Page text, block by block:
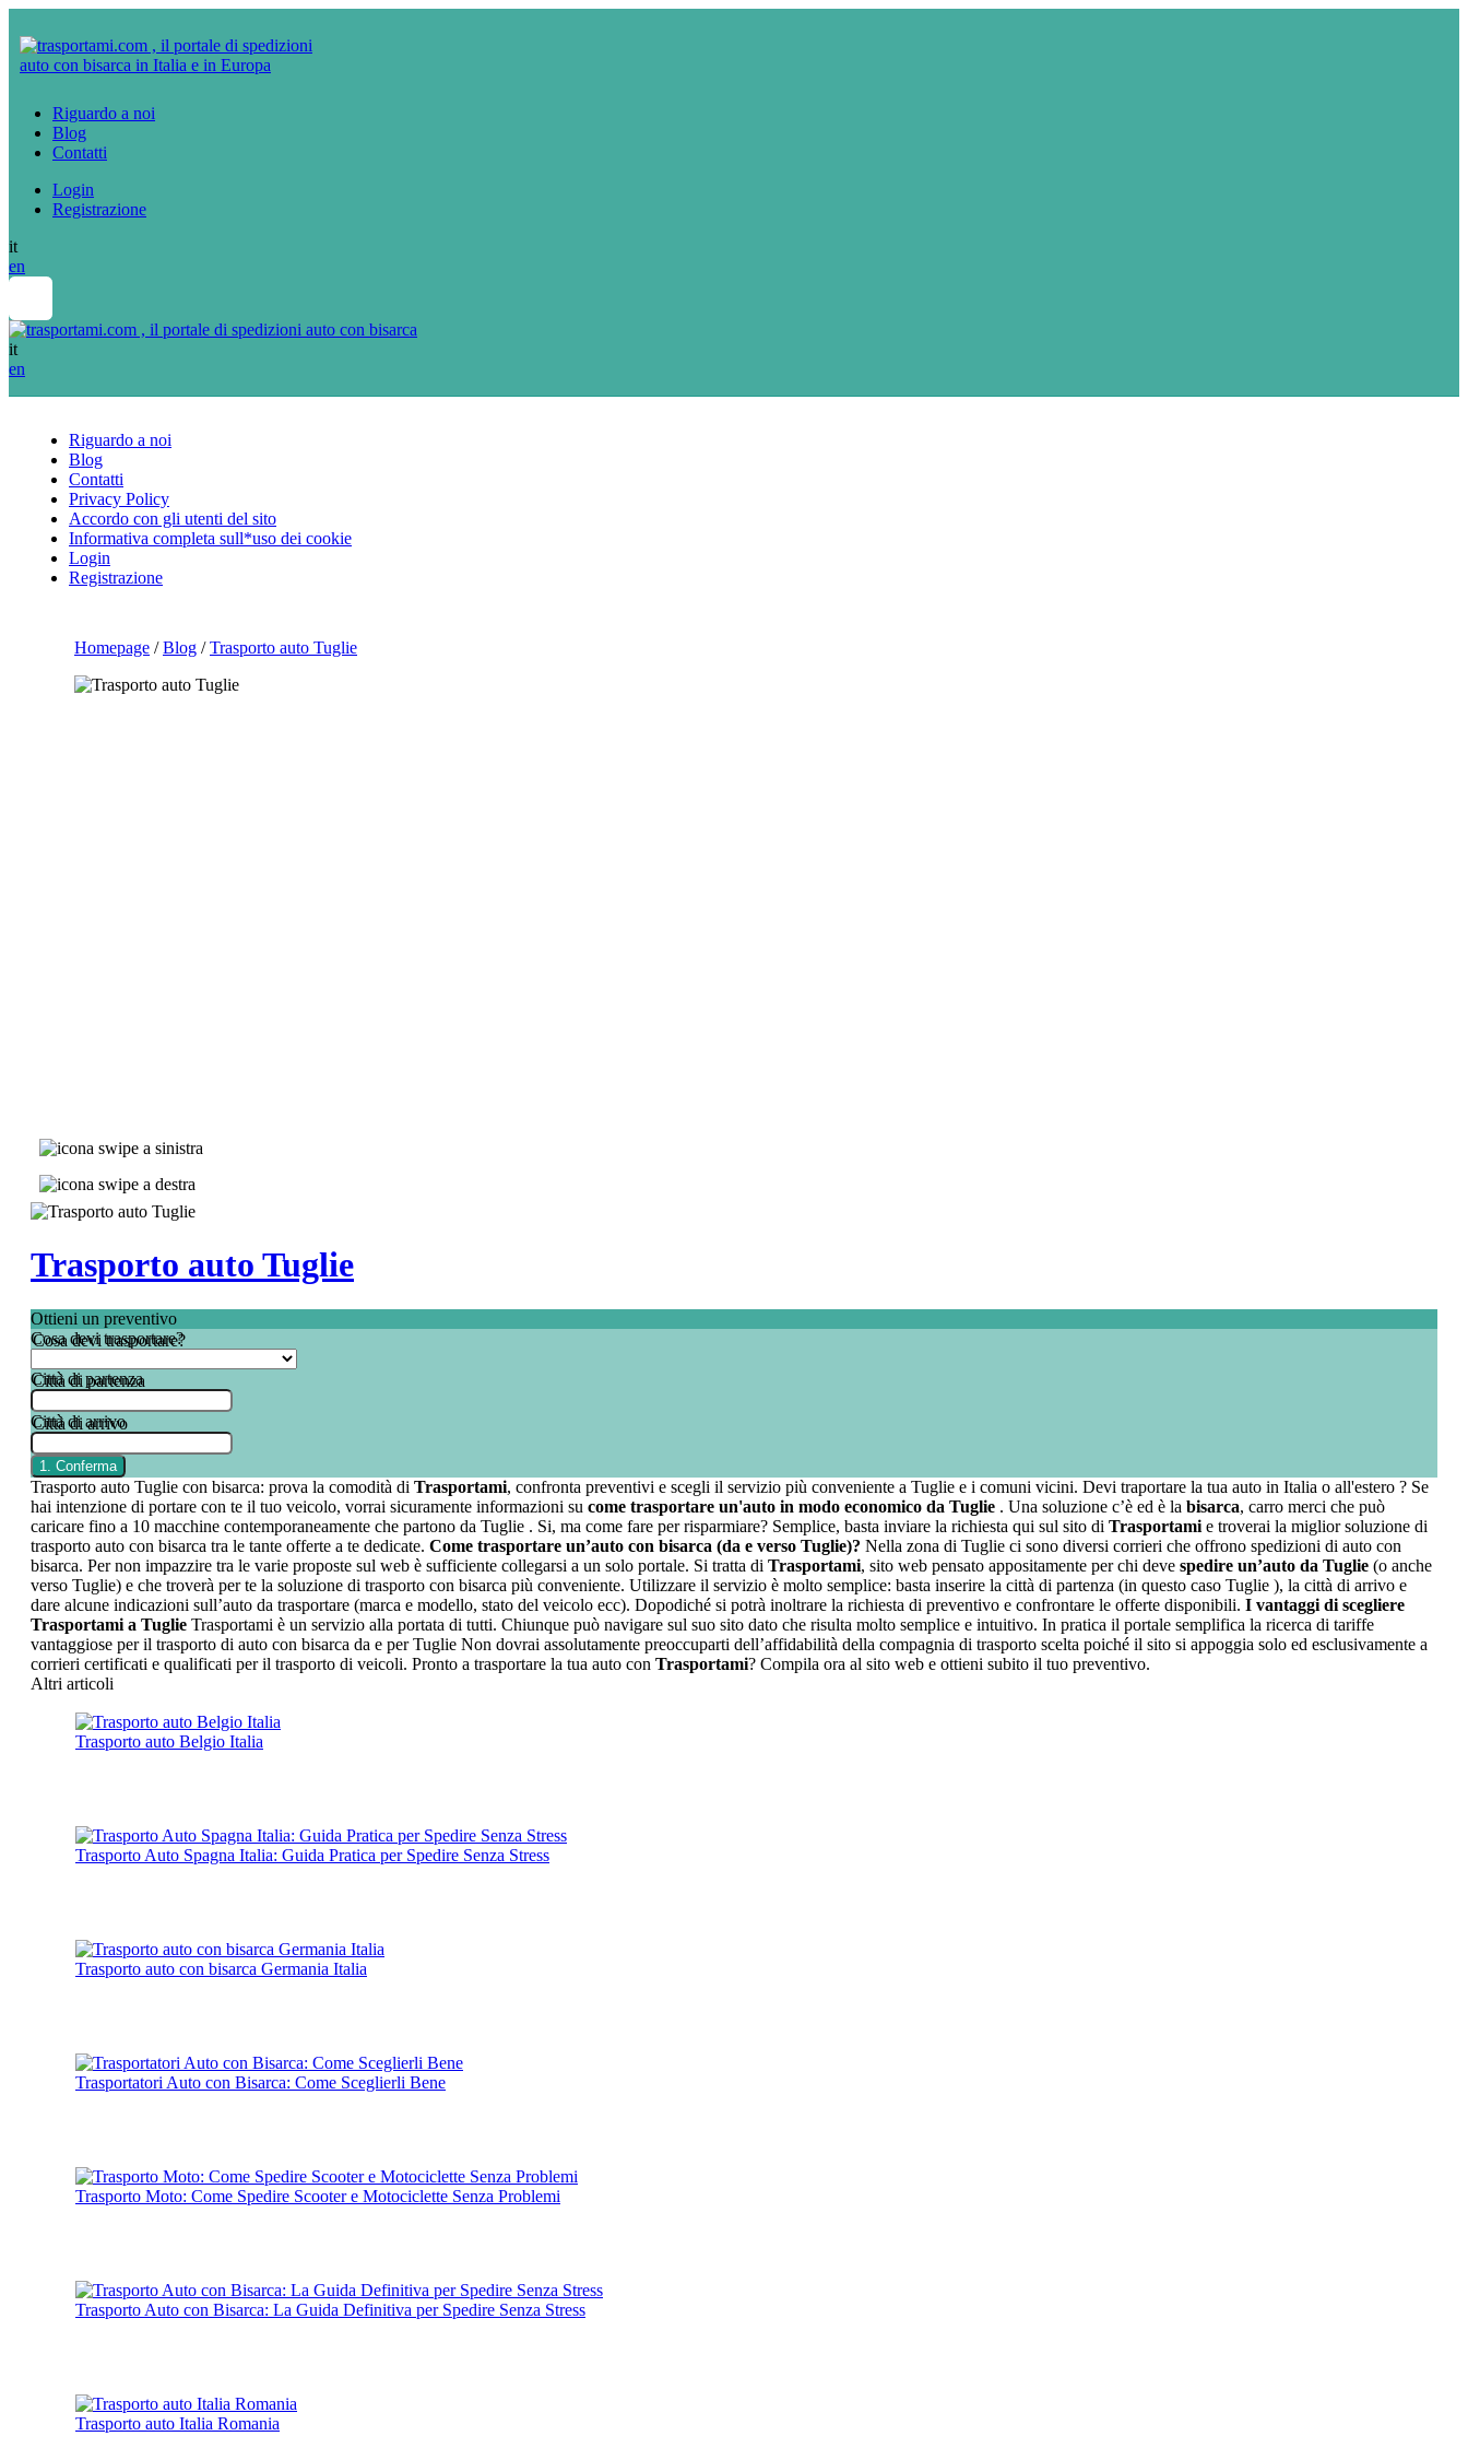
Riguardo a noi
Blog
Contatti
Login
Registrazione
it
en
it
en
Riguardo a noi
Blog
Contatti
Privacy Policy
Accordo con gli utenti del sito
Informativa completa sull*uso dei cookie
Login
Registrazione
Homepage / Blog / Trasporto auto Tuglie
Trasporto auto Tuglie
Ottieni un preventivo
Cosa devi trasportare?
Città di partenza
Città di arrivo
Trasporto auto Tuglie con bisarca: prova la comodità di Trasportami, confronta preventivi e scegli il servizio più conveniente a Tuglie e i comuni vicini. Devi traportare la tua auto in Italia o all'estero ? Se
hai intenzione di portare con te il tuo veicolo, vorrai sicuramente informazioni su come trasportare un'auto in modo economico da Tuglie . Una soluzione c’è ed è la bisarca, carro merci che può
caricare fino a 10 macchine contemporaneamente che partono da Tuglie . Si, ma come fare per risparmiare? Semplice, basta inviare la richiesta qui sul sito di Trasportami e troverai la miglior soluzione di
trasporto auto con bisarca tra le tante offerte a te dedicate. Come trasportare un’auto con bisarca (da e verso Tuglie)? Nella zona di Tuglie ci sono diversi corrieri che offrono spedizioni di auto con
bisarca. Per non impazzire tra le varie proposte sul web è sufficiente collegarsi a un solo portale. Si tratta di Trasportami, sito web pensato appositamente per chi deve spedire un’auto da Tuglie (o anche
verso Tuglie) e che troverà per te la soluzione di trasporto con bisarca più conveniente. Utilizzare il servizio è molto semplice: basta inserire la città di partenza (in questo caso Tuglie ), la città di arrivo e
dare alcune indicazioni sull’auto da trasportare (marca e modello, stato del veicolo ecc). Dopodiché si potrà inoltrare la richiesta di preventivo e confrontare le offerte disponibili. I vantaggi di scegliere
Trasportami a Tuglie Trasportami è un servizio alla portata di tutti. Chiunque può navigare sul suo sito dato che risulta molto semplice e intuitivo. In pratica il portale semplifica la ricerca di tariffe
vantaggiose per il trasporto di auto con bisarca da e per Tuglie Non dovrai assolutamente preoccuparti dell’affidabilità della compagnia di trasporto scelta poiché il sito si appoggia solo ed esclusivamente a
corrieri certificati e qualificati per il trasporto di veicoli. Pronto a trasportare la tua auto con Trasportami? Compila ora al sito web e ottieni subito il tuo preventivo.
Altri articoli
Trasporto auto Belgio Italia
Trasporto Auto Spagna Italia: Guida Pratica per Spedire Senza Stress
Trasporto auto con bisarca Germania Italia
Trasportatori Auto con Bisarca: Come Sceglierli Bene
Trasporto Moto: Come Spedire Scooter e Motociclette Senza Problemi
Trasporto Auto con Bisarca: La Guida Definitiva per Spedire Senza Stress
Trasporto auto Italia Romania